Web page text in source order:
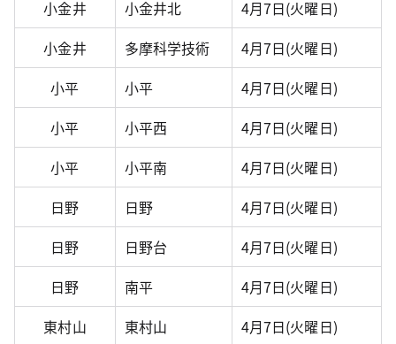
小金井 小金井北
4月7日(火曜日)
小金井
多摩科学技術
4月7日(火曜日)
小平
小平
4月7日(火曜日)
小平
小平西
4月7日(火曜日)
小平
小平南
4月7日(火曜日)
日野
日野
4月7日(火曜日)
日野
日野台
4月7日(火曜日)
日野
南平
4月7日(火曜日)
東村山
東村山
4月7日(火曜日)